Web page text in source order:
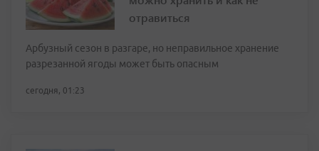
отравиться
Арбузный сезон в разгаре, но неправильное хранение
разрезанной ягоды может быть опасным
сегодня, 01:23